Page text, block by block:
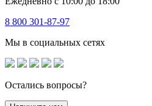
8 800 301-87-97
Мы в социальных сетях
Остались вопросы?